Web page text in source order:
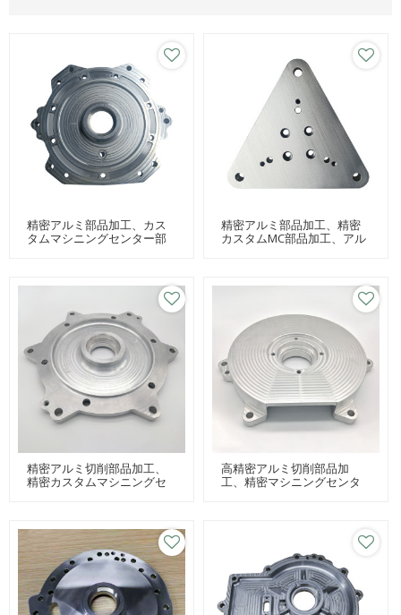
精密アルミ部品加工、カス
タムマシニングセンター部
精密アルミ部品加工、精密
カスタムMC部品加工、アル
精密アルミ切削部品加工、
精密カスタムマシニングセ
高精密アルミ切削部品加
工、精密マシニングセンタ